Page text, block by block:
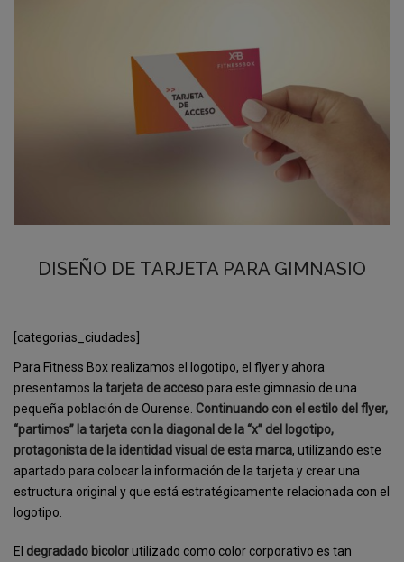
DISEÑO DE TARJETA PARA GIMNASIO
[categorias_ciudades]
Para Fitness Box realizamos el logotipo, el flyer y ahora
presentamos la tarjeta de accesopara este gimnasio de una
pequeña población de Ourense. Continuando con el estilo del flyer,
“partimos” la tarjeta con la diagonal de la “x” del logotipo,
protagonista de la identidad visual de esta marca, utilizando este
apartado para colocar la información de la tarjeta y crear una
estructura original y que está estratégicamente relacionada con el
logotipo.
El degradado bicolorutilizado como color corporativo es tan